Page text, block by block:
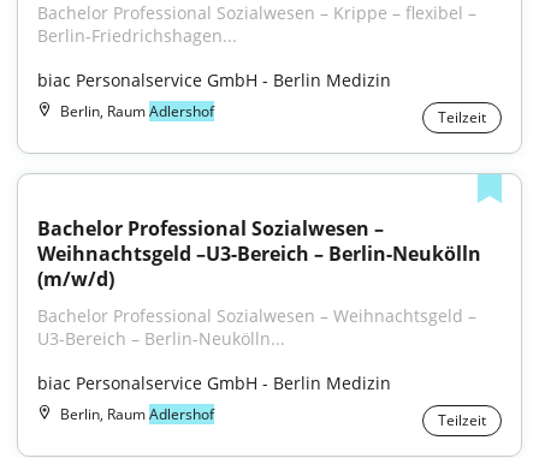
Bachelor Professional Sozialwesen – Krippe – flexibel –
Berlin-Friedrichshagen...
biac Personalservice GmbH - Berlin Medizin
Berlin, RaumAdlershof Teilzeit
Bachelor Professional Sozialwesen –
Weihnachtsgeld –U3-Bereich – Berlin-Neukölln
(m/w/d)
Bachelor Professional Sozialwesen – Weihnachtsgeld –
U3-Bereich – Berlin-Neukölln...
biac Personalservice GmbH - Berlin Medizin
Berlin, RaumAdlershof Teilzeit